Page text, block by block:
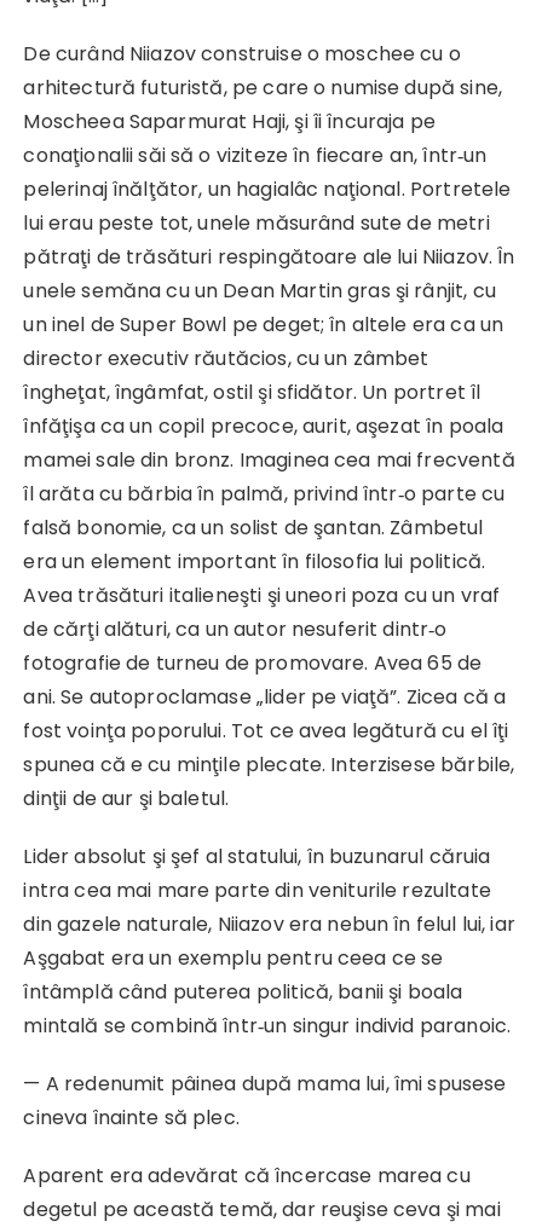
De curând Niiazov construise o moschee cu o
arhitectură futuristă, pe care o numise după sine,
Moscheea Saparmurat Haji, şi îi încuraja pe
conaţionalii săi să o viziteze în fiecare an, într‑un
pelerinaj înălţător, un hagialâc naţional. Portretele
lui erau peste tot, unele măsurând sute de metri
pătraţi de trăsături respingătoare ale lui Niiazov. În
unele semăna cu un Dean Martin gras şi rânjit, cu
un inel de Super Bowl pe deget; în altele era ca un
director executiv răutăcios, cu un zâmbet
îngheţat, îngâmfat, ostil şi sfidător. Un portret îl
înfăţişa ca un copil precoce, aurit, aşezat în poala
mamei sale din bronz. Imaginea cea mai frecventă
îl arăta cu bărbia în palmă, privind într‑o parte cu
falsă bonomie, ca un solist de şantan. Zâmbetul
era un element important în filosofia lui politică.
Avea trăsături italieneşti şi uneori poza cu un vraf
de cărţi alături, ca un autor nesuferit dintr‑o
fotografie de turneu de promovare. Avea 65 de
ani. Se autoproclamase „lider pe viaţă”. Zicea că a
fost voinţa poporului. Tot ce avea legătură cu el îţi
spunea că e cu minţile plecate. Interzisese bărbile,
dinţii de aur şi baletul.
Lider absolut şi şef al statului, în buzunarul căruia
intra cea mai mare parte din veniturile rezultate
din gazele naturale, Niiazov era nebun în felul lui, iar
Aşgabat era un exemplu pentru ceea ce se
întâmplă când puterea politică, banii şi boala
mintală se combină într‑un singur individ paranoic.
— A redenumit pâinea după mama lui, îmi spusese
cineva înainte să plec.
Aparent era adevărat că încercase marea cu
degetul pe această temă, dar reuşise ceva şi mai